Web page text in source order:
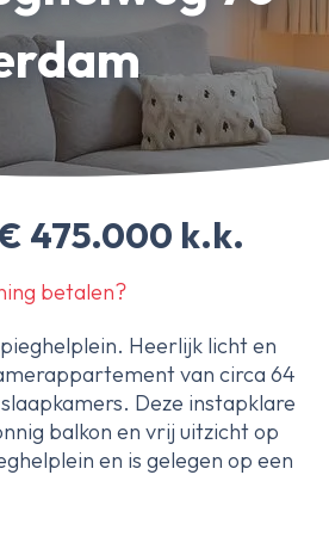
475.000 k.k.
betalen?
Heerlijk licht en
van circa 64
Deze instapklare
balkon en vrij uitzicht op
en is gelegen op een